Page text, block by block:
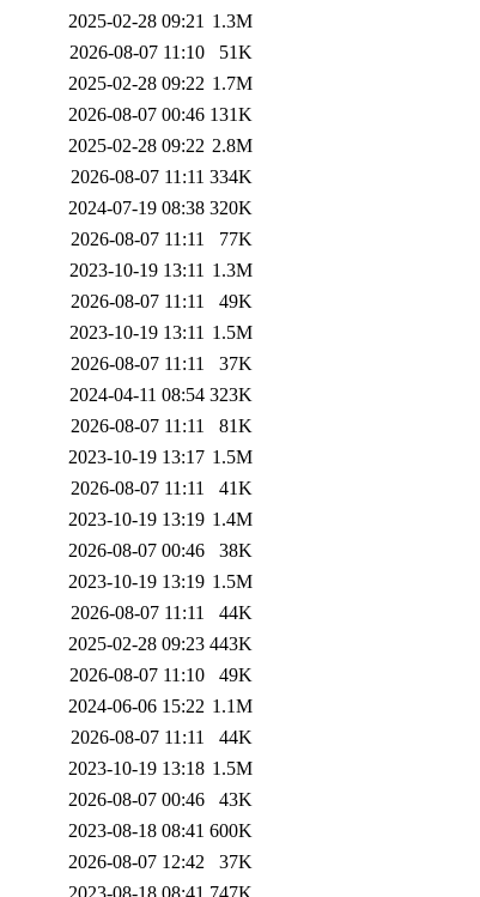
2025-02-28 09:21 1.3M
2026-08-07 11:10
51K
2025-02-28 09:22 1.7M
2026-08-07 00:46 131K
2025-02-28 09:22 2.8M
2026-08-07 11:11 334K
2024-07-19 08:38 320K
2026-08-07 11:11
77K
2023-10-19 13:11 1.3M
2026-08-07 11:11
49K
2023-10-19 13:11 1.5M
2026-08-07 11:11
37K
2024-04-11 08:54 323K
2026-08-07 11:11
81K
2023-10-19 13:17 1.5M
2026-08-07 11:11
41K
2023-10-19 13:19 1.4M
2026-08-07 00:46
38K
2023-10-19 13:19 1.5M
2026-08-07 11:11
44K
2025-02-28 09:23 443K
2026-08-07 11:10
49K
2024-06-06 15:22 1.1M
2026-08-07 11:11
44K
2023-10-19 13:18 1.5M
2026-08-07 00:46
43K
2023-08-18 08:41 600K
2026-08-07 12:42
37K